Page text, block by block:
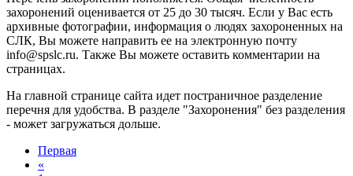
захоронений оценивается от 25 до 30 тысяч. Если у Вас есть
архивные фотографии, информация о людях захороненных на
СЛК, Вы можете направить ее на электронную почту
info@spslc.ru. Также Вы можете оставить комментарии на
страницах.
На главной странице сайта идет постраничное разделение
перечня для удобства. В разделе "Захоронения" без разделения
- может загружаться дольше.
Первая
«